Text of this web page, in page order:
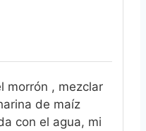
morrón , mezclar
de maíz
con el agua, mi